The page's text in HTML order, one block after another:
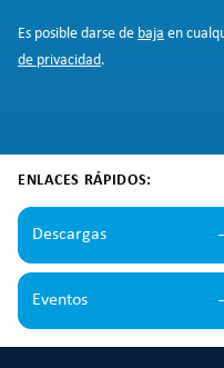
Es posible darse de baja en
de privacidad.
ENLACES RÁPIDOS:
Descargas
Eventos